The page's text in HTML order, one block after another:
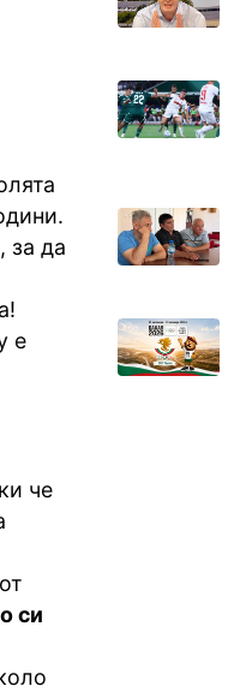
за да
е
че
си